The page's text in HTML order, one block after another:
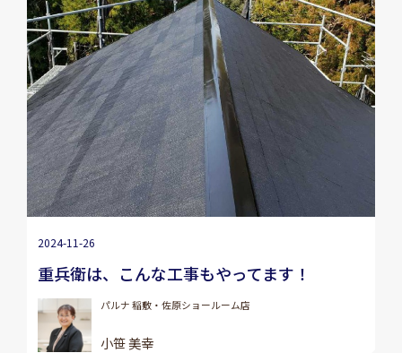
2024-11-26
重兵衛は、こんな工事もやってます！
パルナ 稲敷・佐原ショールーム店
小笹 美幸